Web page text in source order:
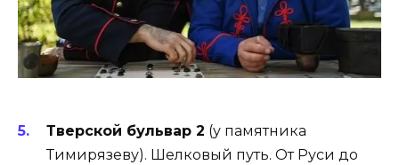
Тверской бульвар 2 (у памятника
Тимирязеву). Шелковый путь. От Руси до